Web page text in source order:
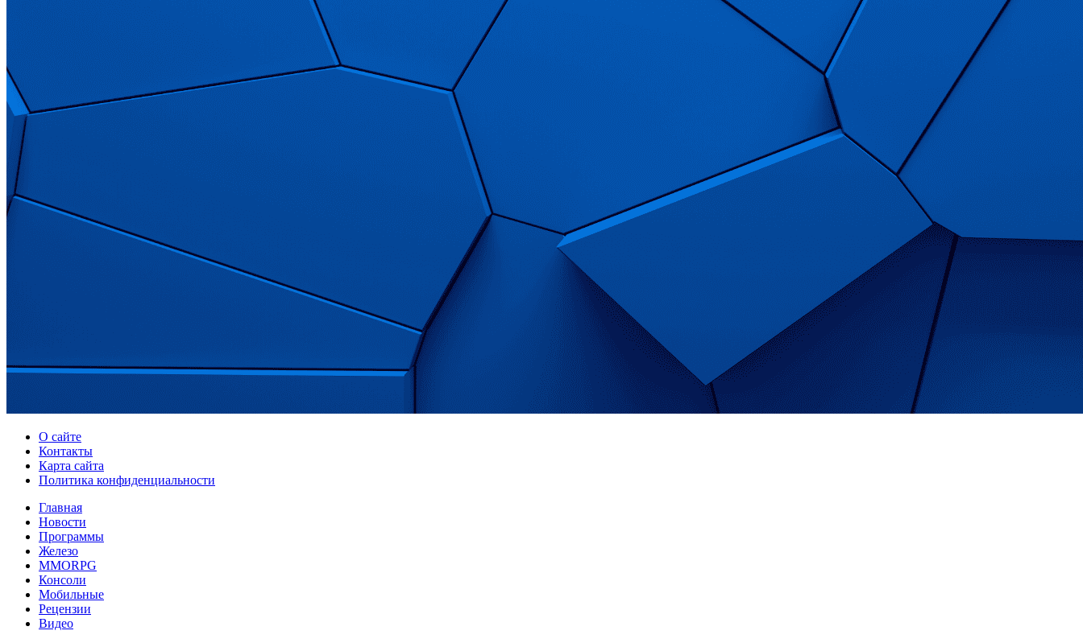
О сайте
Контакты
Карта сайта
Политика конфиденциальности
Главная
Новости
Программы
Железо
MMORPG
Консоли
Мобильные
Рецензии
Видео